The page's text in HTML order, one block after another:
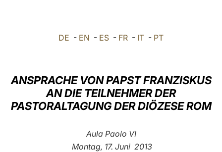
العربيّة
中文
DE - EN - ES - FR - IT - PT
ANSPRACHE VON PAPST FRANZISKUS
AN DIE TEILNEHMER DER
PASTORALTAGUNG DER DIÖZESE ROM
Aula Paolo VI
Montag, 17. Juni 2013